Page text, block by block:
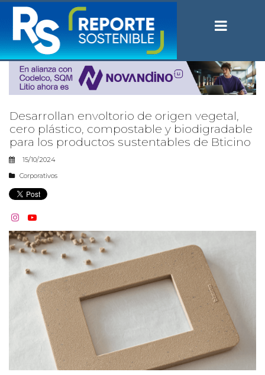
Desarrollan envoltorio de origen vegetal,
cero plástico, compostable y biodigradable
para los productos sustentables de Bticino
15/10/2024
Corporativos
 